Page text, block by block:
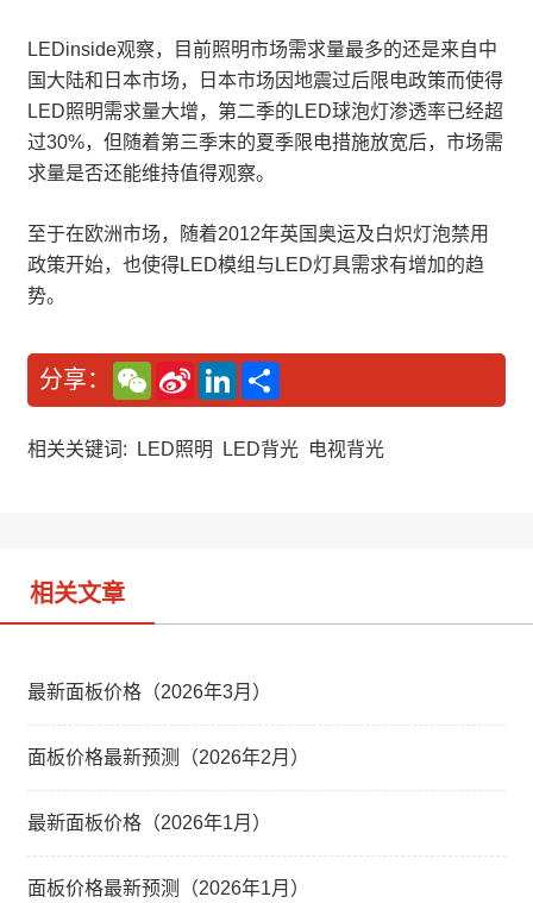
LEDinside观察，目前照明市场需求量最多的还是来自中
国大陆和日本市场，日本市场因地震过后限电政策而使得
LED照明需求量大增，第二季的LED球泡灯渗透率已经超
过30%，但随着第三季末的夏季限电措施放宽后，市场需
求量是否还能维持值得观察。
至于在欧洲市场，随着2012年英国奥运及白炽灯泡禁用
政策开始，也使得LED模组与LED灯具需求有增加的趋
势。
分享：
W
e
C
a
S
n
W
L
n
e
相关关键词: LED照明 LED背光 电视背光
相关文章
最新面板价格（2026年3月）
面板价格最新预测（2026年2月）
最新面板价格（2026年1月）
面板价格最新预测（2026年1月）